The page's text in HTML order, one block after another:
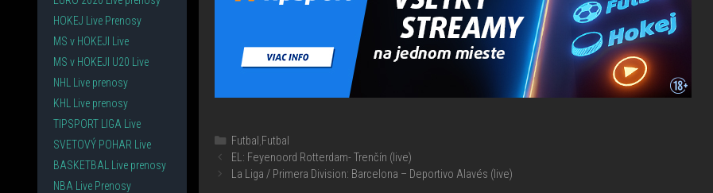
Kategórie
Futbal ,Futbal
EL: Feyenoord Rotterdam- Trenčín (live)
La Liga / Primera Division: Barcelona – Deportivo Alavés (live)
HOKEJ Live Prenosy
MS v HOKEJI Live
MS v HOKEJI U20 Live
NHL Live prenosy
KHL Live prenosy
TIPSPORT LIGA Live
SVETOVÝ POHAR Live
BASKETBAL Live prenosy
NBA Live Prenosy